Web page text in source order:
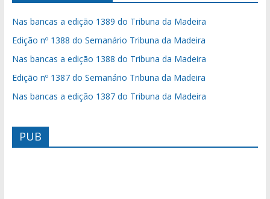
Nas bancas a edição 1389 do Tribuna da Madeira
Edição nº 1388 do Semanário Tribuna da Madeira
Nas bancas a edição 1388 do Tribuna da Madeira
Edição nº 1387 do Semanário Tribuna da Madeira
Nas bancas a edição 1387 do Tribuna da Madeira
PUB